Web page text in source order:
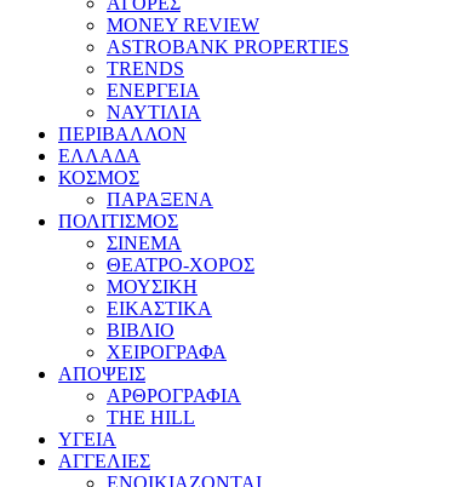
MONEY REVIEW
ASTROBANK PROPERTIES
TRENDS
ΕΝΕΡΓΕΙΑ
ΝΑΥΤΙΛΙΑ
ΠΕΡΙΒΑΛΛΟΝ
ΕΛΛΑΔΑ
ΚΟΣΜΟΣ
ΠΑΡΑΞΕΝΑ
ΠΟΛΙΤΙΣΜΟΣ
ΣΙΝΕΜΑ
ΘΕΑΤΡΟ-ΧΟΡΟΣ
ΜΟΥΣΙΚΗ
ΕΙΚΑΣΤΙΚΑ
ΒΙΒΛΙΟ
ΧΕΙΡΟΓΡΑΦΑ
ΑΠΟΨΕΙΣ
ΑΡΘΡΟΓΡΑΦΙΑ
THE HILL
ΥΓΕΙΑ
ΑΓΓΕΛΙΕΣ
ΕΝΟΙΚΙΑΖΟΝΤΑΙ